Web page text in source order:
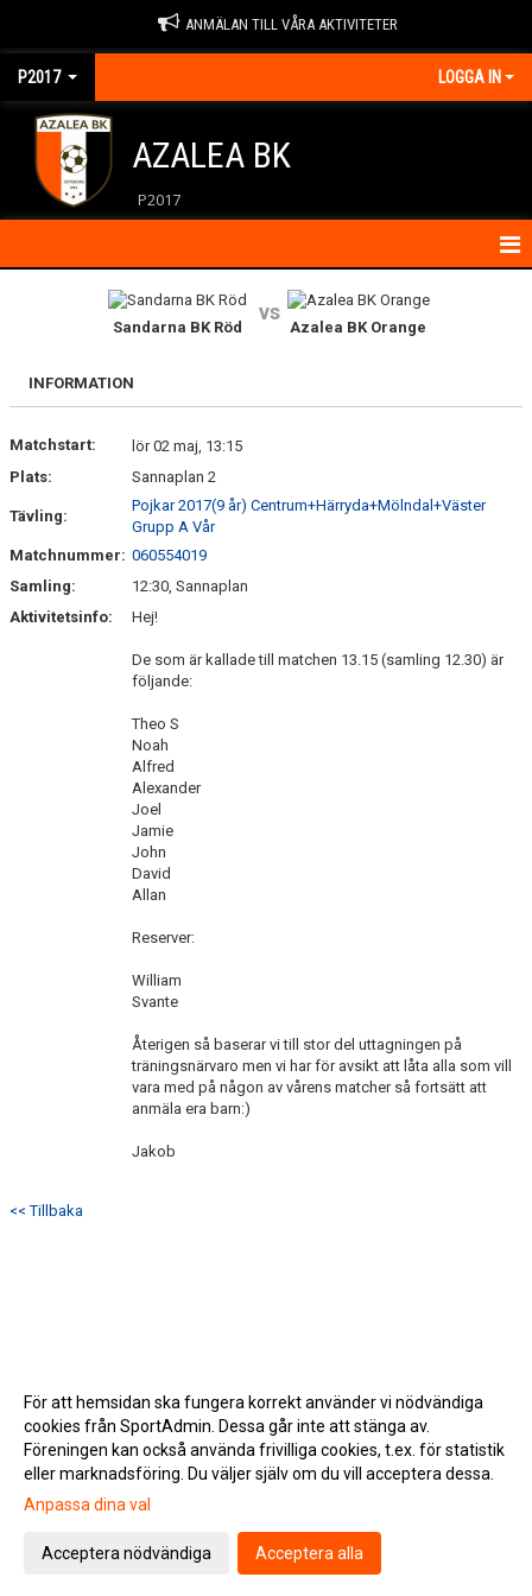
ANMÄLAN TILL VÅRA AKTIVITETER
P2017 LOGGA IN
AZALEA BK
P2017
NYHETER
KALENDER
Sandarna BK Röd
vs
Azalea BK Orange
INFORMATION
Matchstart:
lör 02 maj, 13:15
Plats:
Sannaplan 2
Tävling:
Pojkar 2017(9 år) Centrum+Härryda+Mölndal+Väster
Grupp A Vår
Matchnummer: 060554019
Samling:
12:30, Sannaplan
Aktivitetsinfo:
Hej!
De som är kallade till matchen 13.15 (samling 12.30) är
följande:
Theo S
Noah
Alfred
Alexander
Joel
Jamie
John
David
Allan
Reserver:
William
Svante
Återigen så baserar vi till stor del uttagningen på
träningsnärvaro men vi har för avsikt att låta alla som vill
vara med på någon av vårens matcher så fortsätt att
anmäla era barn:)
Jakob
<< Tillbaka
Gå till Webbversion
För att hemsidan ska fungera korrekt använder vi nödvändiga
cookies från SportAdmin. Dessa går inte att stänga av.
Föreningen kan också använda frivilliga cookies, t.ex. för statistik
eller marknadsföring. Du väljer själv om du vill acceptera dessa.
Anpassa dina val
Acceptera nödvändiga Acceptera alla